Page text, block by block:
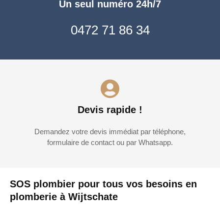
SOS plombier pour tous vos besoins en
plomberie à Wijtschate
Un seul numéro 24h/7
0472 71 86 34
Devis rapide !
Demandez votre devis immédiat par téléphone,
formulaire de contact ou par Whatsapp.